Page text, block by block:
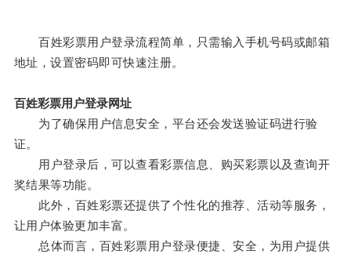
百姓彩票用户登录流程简单，只需输入手机号码或邮箱
地址，设置密码即可快速注册。
百姓彩票用户登录网址
为了确保用户信息安全，平台还会发送验证码进行验
证。
用户登录后，可以查看彩票信息、购买彩票以及查询开
奖结果等功能。
此外，百姓彩票还提供了个性化的推荐、活动等服务，
让用户体验更加丰富。
总体而言，百姓彩票用户登录便捷、安全，为用户提供